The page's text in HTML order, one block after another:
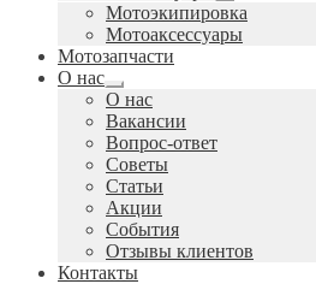
Развернутое
вложенное
меню
Мотоэкипировка
Мотоаксессуары
Мотозапчасти
О нас
Развернутое
вложенное
меню
О нас
Вакансии
Вопрос-ответ
Советы
Статьи
Акции
События
Отзывы клиентов
Контакты